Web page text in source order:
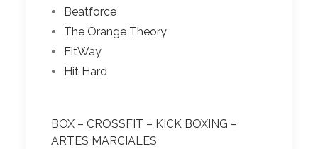
Beatforce
The Orange Theory
FitWay
Hit Hard
BOX – CROSSFIT – KICK BOXING –
ARTES MARCIALES